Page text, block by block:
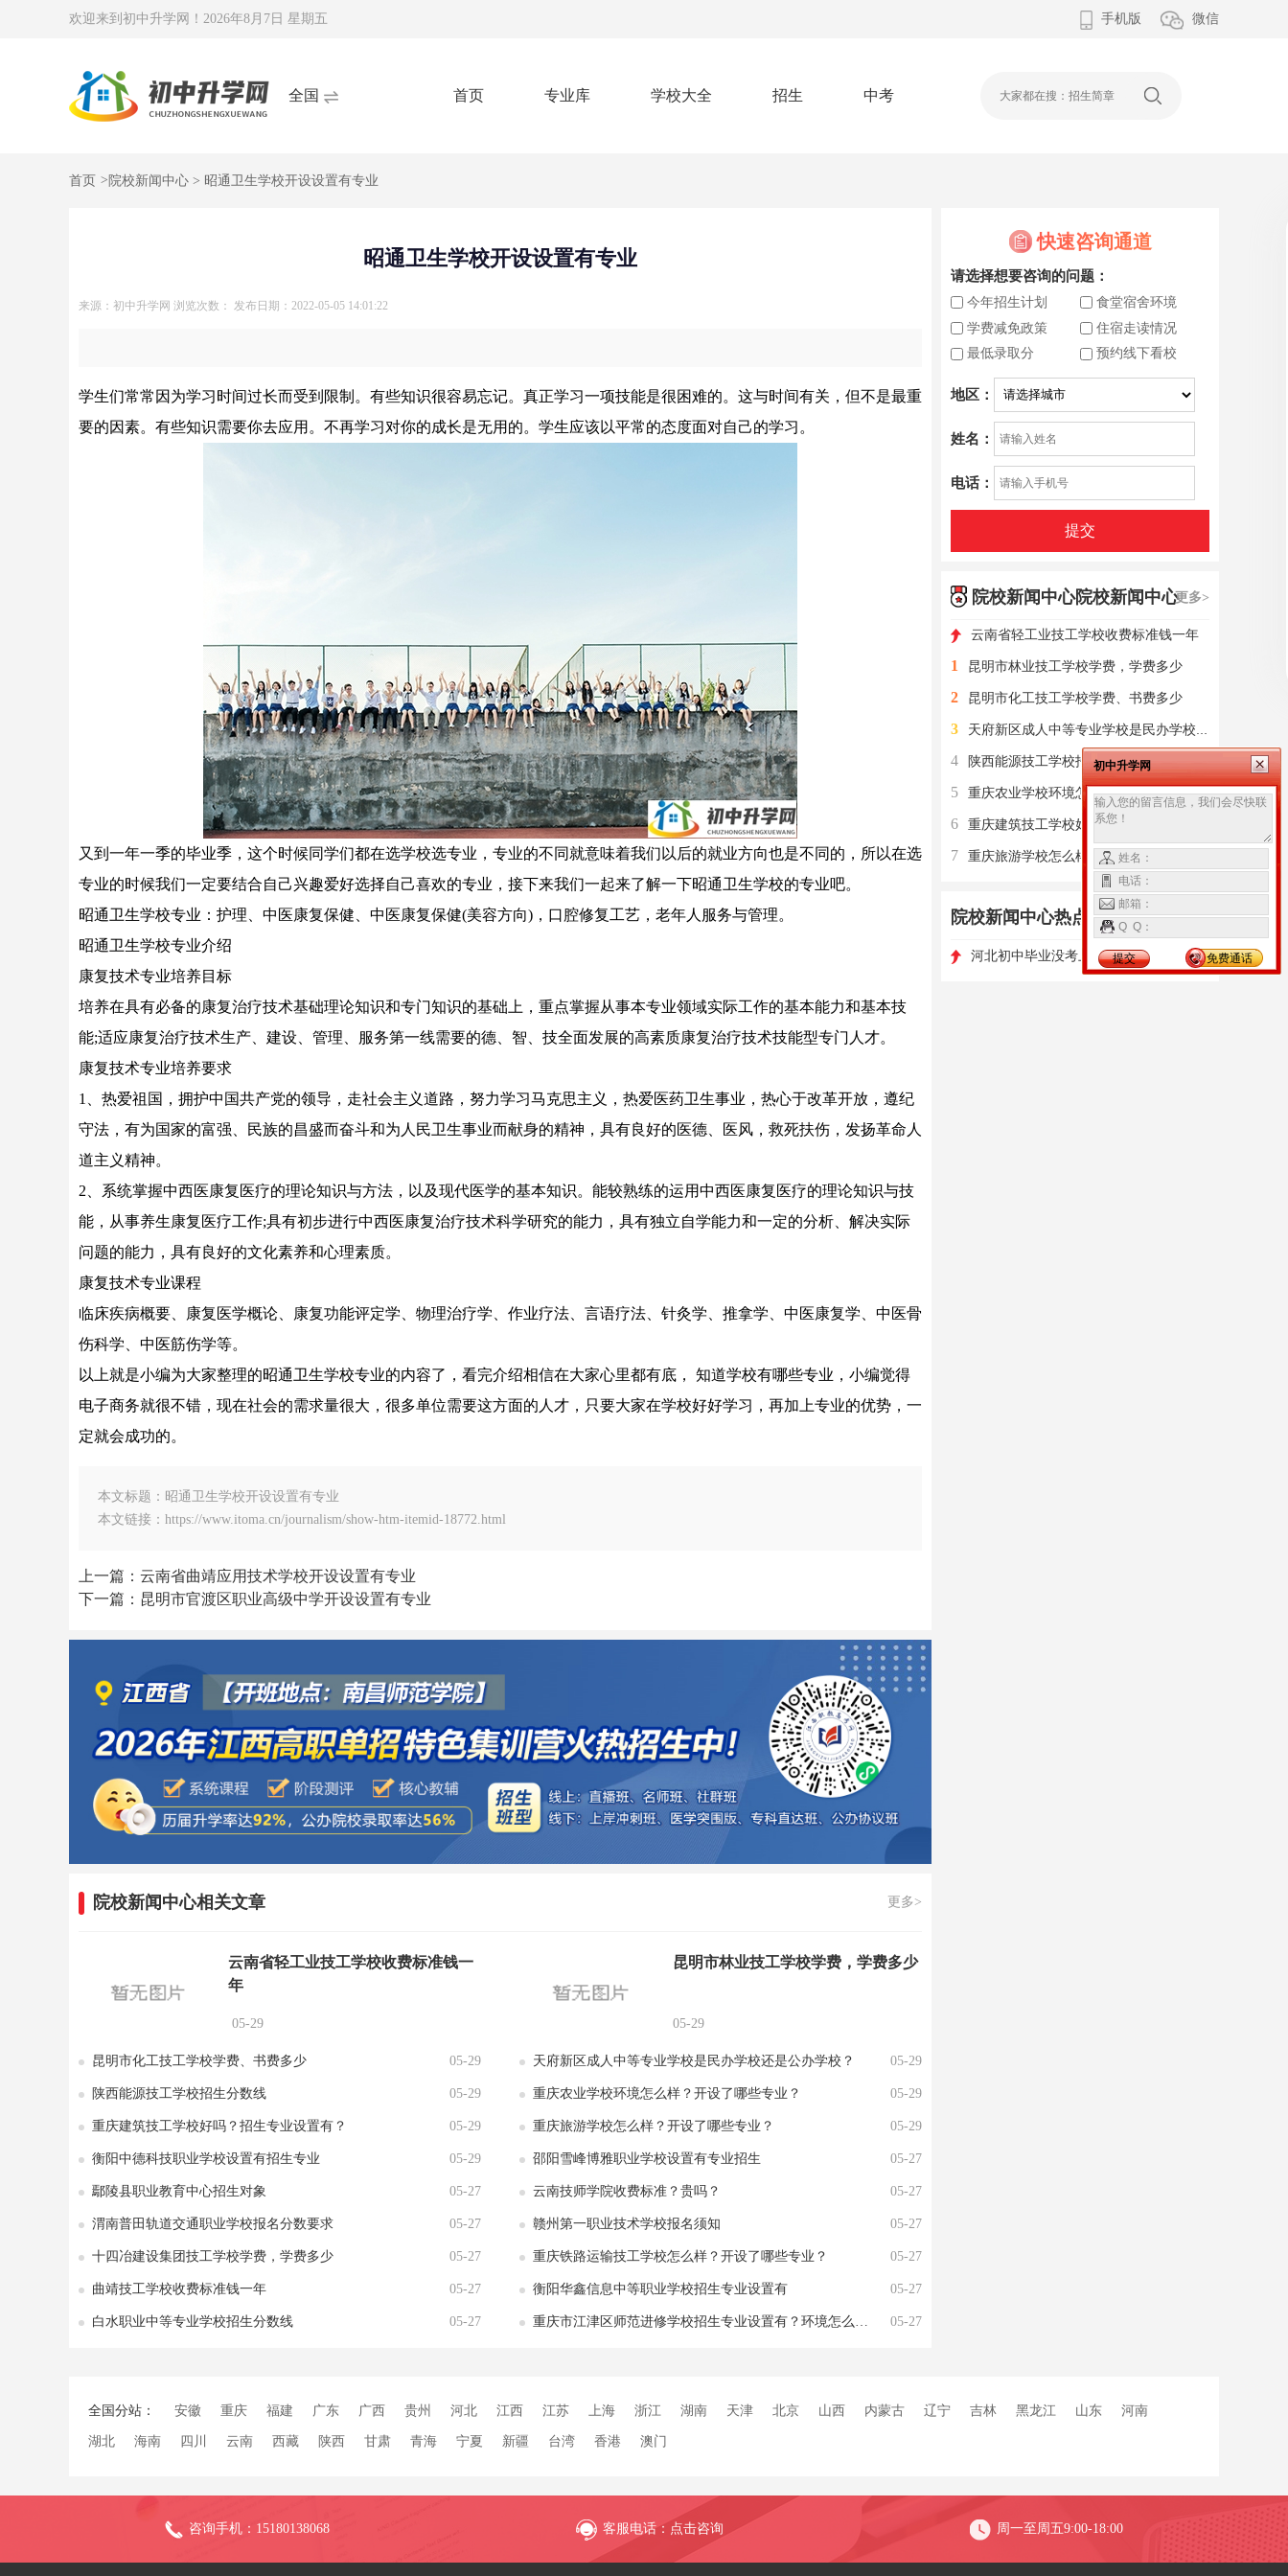
欢迎来到初中升学网！ 2026年8月7日 星期五 手机版 微信
全国 首页 专业库 学校大全 招生 中考
首页 > 院校新闻中心 > 昭通卫生学校开设设置有专业
昭通卫生学校开设设置有专业
来源：初中升学网 浏览次数： 发布日期：2022-05-05 14:01:22
学生们常常因为学习时间过长而受到限制。有些知识很容易忘记。真正学习一项技能是很困难的。这与时间有关，但不是最重
要的因素。有些知识需要你去应用。不再学习对你的成长是无用的。学生应该以平常的态度面对自己的学习。
又到一年一季的毕业季，这个时候同学们都在选学校选专业，专业的不同就意味着我们以后的就业方向也是不同的，所以在选
专业的时候我们一定要结合自己兴趣爱好选择自己喜欢的专业，接下来我们一起来了解一下昭通卫生学校的专业吧。
昭通卫生学校专业：护理、中医康复保健、中医康复保健(美容方向)，口腔修复工艺，老年人服务与管理。
昭通卫生学校专业介绍
康复技术专业培养目标
培养在具有必备的康复治疗技术基础理论知识和专门知识的基础上，重点掌握从事本专业领域实际工作的基本能力和基本技
能;适应康复治疗技术生产、建设、管理、服务第一线需要的德、智、技全面发展的高素质康复治疗技术技能型专门人才。
康复技术专业培养要求
1、热爱祖国，拥护中国共产党的领导，走社会主义道路，努力学习马克思主义，热爱医药卫生事业，热心于改革开放，遵纪
守法，有为国家的富强、民族的昌盛而奋斗和为人民卫生事业而献身的精神，具有良好的医德、医风，救死扶伤，发扬革命人
道主义精神。
2、系统掌握中西医康复医疗的理论知识与方法，以及现代医学的基本知识。能较熟练的运用中西医康复医疗的理论知识与技
能，从事养生康复医疗工作;具有初步进行中西医康复治疗技术科学研究的能力，具有独立自学能力和一定的分析、解决实际
问题的能力，具有良好的文化素养和心理素质。
康复技术专业课程
临床疾病概要、康复医学概论、康复功能评定学、物理治疗学、作业疗法、言语疗法、针灸学、推拿学、中医康复学、中医骨
伤科学、中医筋伤学等。
以上就是小编为大家整理的昭通卫生学校专业的内容了，看完介绍相信在大家心里都有底， 知道学校有哪些专业，小编觉得
电子商务就很不错，现在社会的需求量很大，很多单位需要这方面的人才，只要大家在学校好好学习，再加上专业的优势，一
定就会成功的。
本文标题：昭通卫生学校开设设置有专业
本文链接：https://www.itoma.cn/journalism/show-htm-itemid-18772.html
上一篇：云南省曲靖应用技术学校开设设置有专业
下一篇：昆明市官渡区职业高级中学开设设置有专业
院校新闻中心相关文章 更多>
云南省轻工业技工学校收费标准钱一
年
05-29
昆明市林业技工学校学费，学费多少
05-29
昆明市化工技工学校学费、书费多少 05-29 天府新区成人中等专业学校是民办学校还是公办学校？ 05-29
陕西能源技工学校招生分数线 05-29 重庆农业学校环境怎么样？开设了哪些专业？ 05-29
重庆建筑技工学校好吗？招生专业设置有？ 05-29 重庆旅游学校怎么样？开设了哪些专业？ 05-29
衡阳中德科技职业学校设置有招生专业 05-29 邵阳雪峰博雅职业学校设置有专业招生 05-27
鄢陵县职业教育中心招生对象 05-27 云南技师学院收费标准？贵吗？ 05-27
渭南普田轨道交通职业学校报名分数要求 05-27 赣州第一职业技术学校报名须知 05-27
十四冶建设集团技工学校学费，学费多少 05-27 重庆铁路运输技工学校怎么样？开设了哪些专业？ 05-27
曲靖技工学校收费标准钱一年 05-27 衡阳华鑫信息中等职业学校招生专业设置有 05-27
白水职业中等专业学校招生分数线 05-27 重庆市江津区师范进修学校招生专业设置有？环境怎么样？ 05-27
快速咨询通道
请选择想要咨询的问题：
今年招生计划
食堂宿舍环境
学费减免政策
住宿走读情况
最低录取分
预约线下看校
地区：
姓名：
电话：
提交
院校新闻中心院校新闻中心更多>
云南省轻工业技工学校收费标准钱一年
1 昆明市林业技工学校学费，学费多少
2 昆明市化工技工学校学费、书费多少
3 天府新区成人中等专业学校是民办学校还是公办学校？
4 陕西能源技工学校招生分数线
5 重庆农业学校环境怎么样？开设了哪些专业？
6 重庆建筑技工学校好吗？招生专业设置有？
7 重庆旅游学校怎么样？开设了哪些专业？
院校新闻中心热点资讯 更多>
河北初中毕业没考上高中怎么办 高职单招如何选择学校和专业?
全国分站： 安徽 重庆 福建 广东 广西 贵州 河北 江西 江苏 上海 浙江 湖南 天津 北京 山西 内蒙古 辽宁 吉林 黑龙江 山东 河南
湖北 海南 四川 云南 西藏 陕西 甘肃 青海 宁夏 新疆 台湾 香港 澳门
咨询手机：15180138068 客服电话：点击咨询 周一至周五9:00-18:00
初中升学网
姓名：
电话：
邮箱：
Q Q：
提交 免费通话